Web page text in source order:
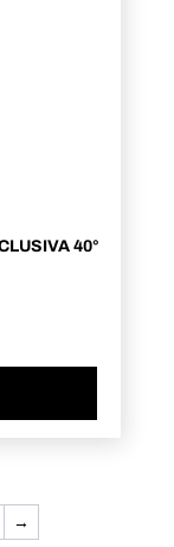
RHUM DIPLOMATICO RESERVA EXCLUSIVA 40°
→